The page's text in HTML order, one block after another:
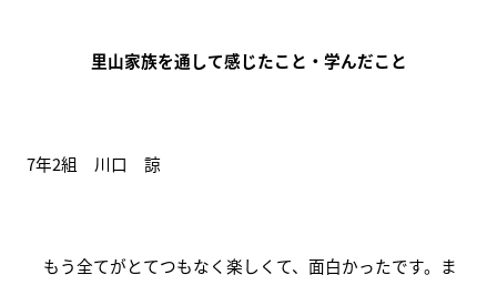
里山家族を通して感じたこと・学んだこと
7年2組　川口　諒
もう全てがとてつもなく楽しくて、面白かったです。ま